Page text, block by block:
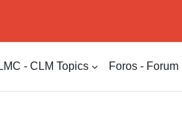
- CLM Topics Foros - Forum